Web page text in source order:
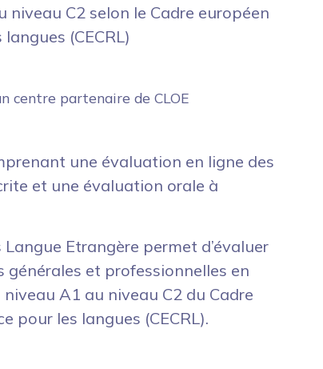
niveau C2 selon le Cadre européen
(CECRL)
centre partenaire de CLOE
une évaluation en ligne des
et une évaluation orale à
Etrangère permet d’évaluer
et professionnelles en
A1 au niveau C2 du Cadre
pour les langues (CECRL).